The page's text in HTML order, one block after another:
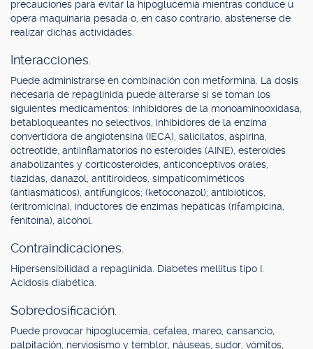
precauciones para evitar la hipoglucemia mientras conduce u
opera maquinaria pesada o, en caso contrario, abstenerse de
realizar dichas actividades.
Interacciones.
Puede administrarse en combinación con metformina. La dosis
necesaria de repaglinida puede alterarse si se toman los
siguientes medicamentos: inhibidores de la monoaminooxidasa,
betabloqueantes no selectivos, inhibidores de la enzima
convertidora de angiotensina (IECA), salicilatos, aspirina,
octreotide, antiinflamatorios no esteroides (AINE), esteroides
anabolizantes y corticosteroides, anticonceptivos orales,
tiazidas, danazol, antitiroideos, simpaticomiméticos
(antiasmáticos), antifúngicos; (ketoconazol); antibióticos,
(eritromicina), inductores de enzimas hepáticas (rifampicina,
fenitoína), alcohol.
Contraindicaciones.
Hipersensibilidad a repaglinida. Diabetes mellitus tipo I.
Acidosis diabética.
Sobredosificación.
Puede provocar hipoglucemia, cefalea, mareo, cansancio,
palpitación, nerviosismo y temblor, náuseas, sudor, vómitos,